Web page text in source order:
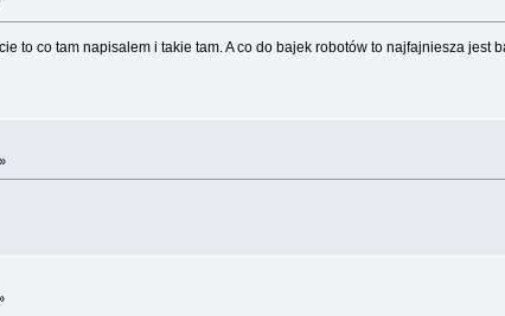
to co tam napisalem i takie tam. A co do bajek robotów to najfajniesza jest